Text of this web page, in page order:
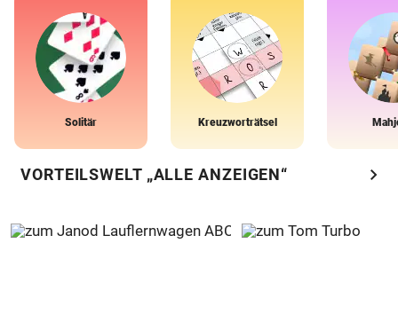
Solitär Kreuzworträtsel
VORTEILSWELT „ALLE ANZEIGEN“ chevron_right